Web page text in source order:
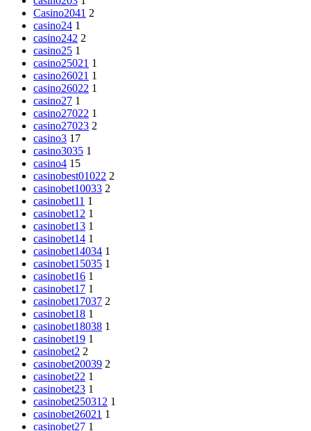
Casino2041 2
casino24 1
casino242 2
casino25 1
casino25021 1
casino26021 1
casino26022 1
casino27 1
casino27022 1
casino27023 2
casino3 17
casino3035 1
casino4 15
casinobest01022 2
casinobet10033 2
casinobet11 1
casinobet12 1
casinobet13 1
casinobet14 1
casinobet14034 1
casinobet15035 1
casinobet16 1
casinobet17 1
casinobet17037 2
casinobet18 1
casinobet18038 1
casinobet19 1
casinobet2 2
casinobet20039 2
casinobet22 1
casinobet23 1
casinobet250312 1
casinobet26021 1
casinobet27 1